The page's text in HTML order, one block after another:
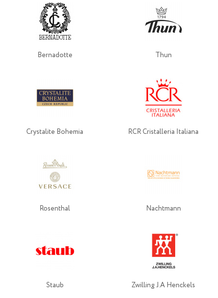
Bernadotte Thun
Crystalite Bohemia RCR Cristalleria Italiana
Rosenthal Nachtmann
Staub Zwilling J.A Henckels